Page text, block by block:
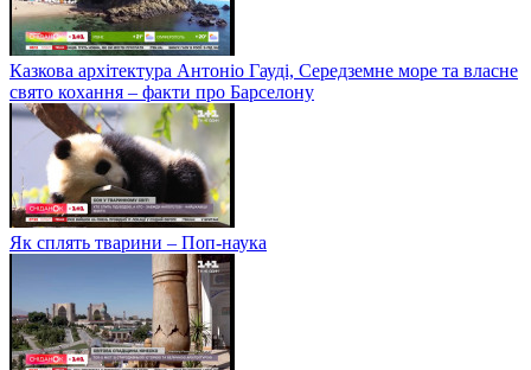
Казкова архітектура Антоніо Гауді, Середземне море та власне
свято кохання – факти про Барселону
Як сплять тварини – Поп-наука